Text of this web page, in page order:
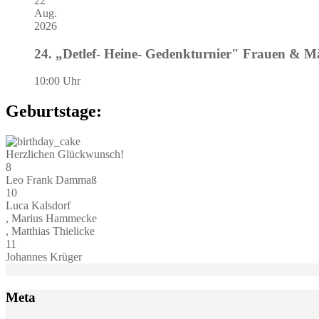
Aug.
2026
24. „Detlef- Heine- Gedenkturnier" Frauen &
10:00 Uhr
Geburtstage:
Herzlichen Glückwunsch!
8
Leo Frank Dammaß
10
Luca Kalsdorf
, Marius Hammecke
, Matthias Thielicke
11
Johannes Krüger
Meta